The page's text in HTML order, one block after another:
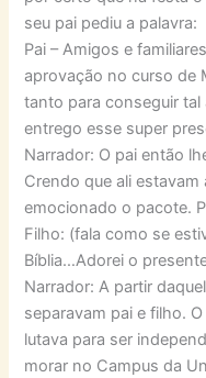
seu pai pediu a palavra:
Pai – Amigos e
aprovação no curso de
tanto para conseguir
entrego esse super
Narrador: O pai então
Crendo que ali
emocionado o pacote.
Filho: (fala como se
Bíblia…Adorei o
Narrador: A partir
separavam pai e filho.
lutava para ser
morar no Campus da